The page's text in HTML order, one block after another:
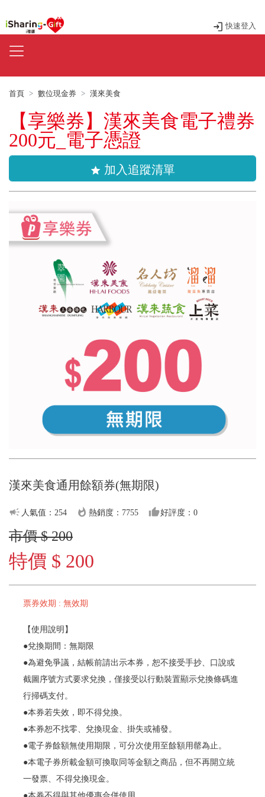
快速登入
首頁 數位現金券 漢來美食
【享樂券】漢來美食電子禮券
200元_電子憑證
star 加入追蹤清單
漢來美食通用餘額券(無期限)
campaign 人氣值：254 whatshot 熱銷度：7755 thumb_up好評度：0
市價 $ 200
特價 $ 200
票券效期 : 無效期
【使用說明】
●兌換期間：無期限
●為避免爭議，結帳前請出示本券，恕不接受手抄、口說或
截圖序號方式要求兌換，僅接受以行動裝置顯示兌換條碼進
行掃碼支付。
●本券若失效，即不得兌換。
●本券恕不找零、兌換現金、掛失或補發。
●電子券餘額無使用期限，可分次使用至餘額用罄為止。
●本電子券所載金額可換取同等金額之商品，但不再開立統
一發票、不得兌換現金。